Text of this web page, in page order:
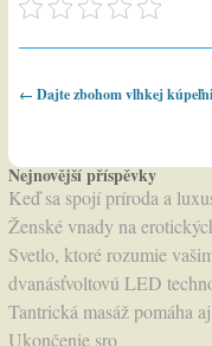
Post navigation
← Dajte zbohom vlhkej kúpeľni
Nejnovější příspěvky
Keď sa spojí príroda a
Ženské vnady na
Svetlo, ktoré rozumie
dvanásťvoltovú LED
Tantrická masáž pomáha
Ukončenie sro